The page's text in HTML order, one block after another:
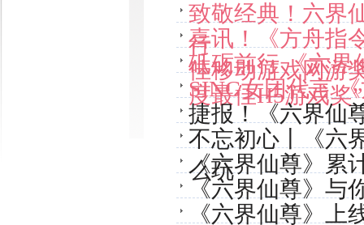
致敬经典！六界
行
喜讯！《方舟指
佳移动游戏网游
砥砺前行 《六界
度最佳H5游戏奖”
SING女团代言
捷报！《六界仙
不忘初心丨《六
么玩
《六界仙尊》累
《六界仙尊》与
《六界仙尊》